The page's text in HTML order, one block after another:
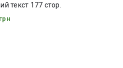
почуття
Повний текст 177 стор.